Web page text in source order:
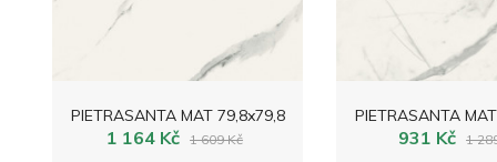
PIETRASANTA MAT 79,8x79,8
1 164 Kč 1 609 Kč
PIETRASANTA
931 Kč 1